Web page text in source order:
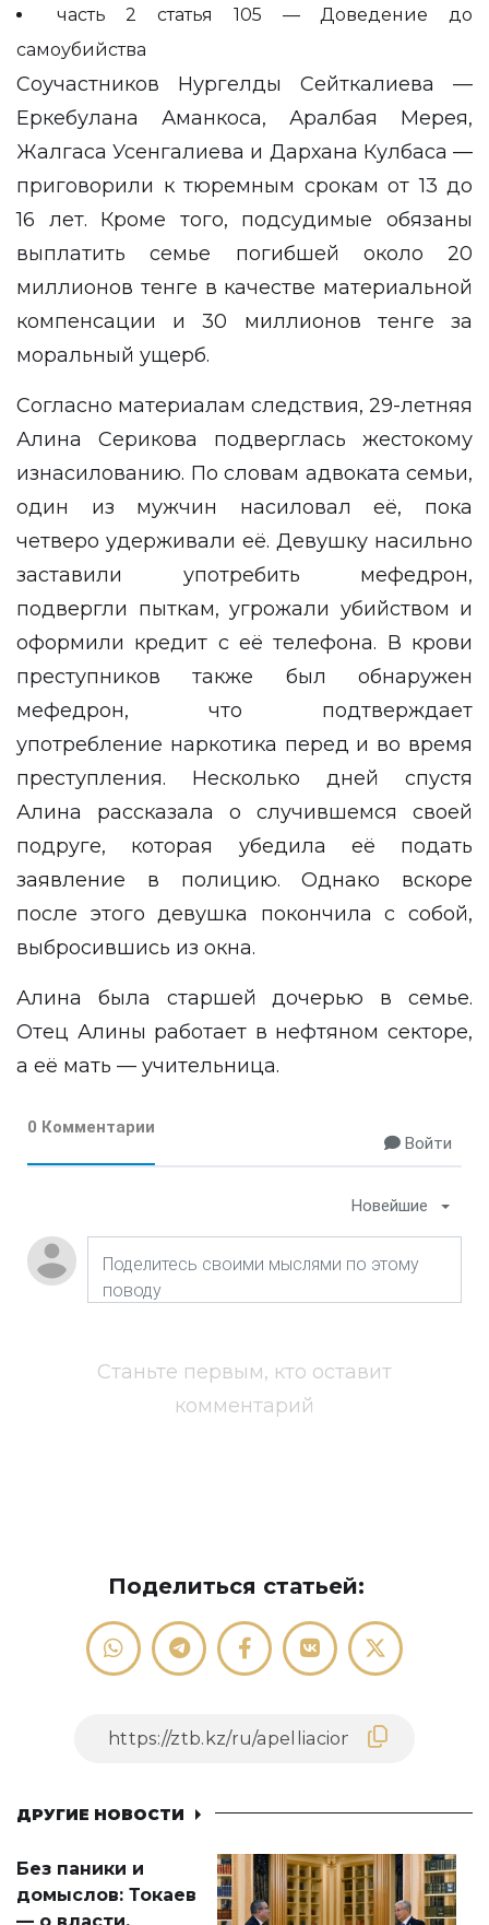
часть 2 статья 105 — Доведение до
самоубийства
Соучастников Нургелды Сейткалиева —
Еркебулана Аманкоса, Аралбая Мерея,
Жалгаса Усенгалиева и Дархана Кулбаса —
приговорили к тюремным срокам от 13 до
16 лет. Кроме того, подсудимые обязаны
выплатить семье погибшей около 20
миллионов тенге в качестве материальной
компенсации и 30 миллионов тенге за
моральный ущерб.
Согласно материалам следствия, 29-летняя
Алина Серикова подверглась жестокому
изнасилованию. По словам адвоката семьи,
один из мужчин насиловал её, пока
четверо удерживали её. Девушку насильно
заставили употребить мефедрон,
подвергли пыткам, угрожали убийством и
оформили кредит с её телефона. В крови
преступников также был обнаружен
мефедрон, что подтверждает
употребление наркотика перед и во время
преступления. Несколько дней спустя
Алина рассказала о случившемся своей
подруге, которая убедила её подать
заявление в полицию. Однако вскоре
после этого девушка покончила с собой,
выбросившись из окна.
Алина была старшей дочерью в семье.
Отец Алины работает в нефтяном секторе,
а её мать — учительница.
0 Комментарии
Войти
Новейшие
Станьте первым, кто оставит
комментарий
Поделиться статьей:
ДРУГИЕ НОВОСТИ
Без паники и
домыслов: Токаев